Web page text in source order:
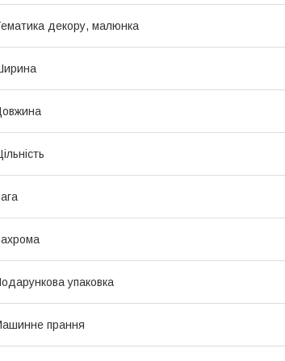
декору, малюнка
упаковка
прання